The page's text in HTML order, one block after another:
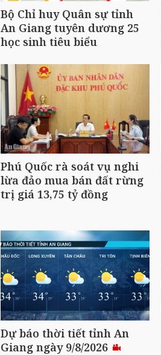
Bộ Chỉ huy Quân sự tỉnh
An Giang tuyên dương 25
học sinh tiêu biểu
Phú Quốc rà soát vụ nghi
lừa đảo mua bán đất rừng
trị giá 13,75 tỷ đồng
Dự báo thời tiết tỉnh An
Giang ngày 9/8/2026